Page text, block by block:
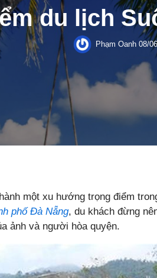
du lịch
Phạm Oanh08/
một xu hướng trọng điểm
phố Đà Nẵng, du khách đừng
ảnh và người hòa quyện.